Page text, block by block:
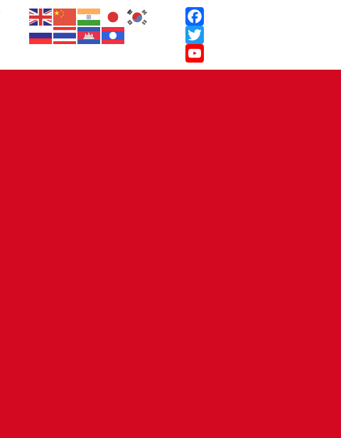
Facebook
Twitter
YouTube